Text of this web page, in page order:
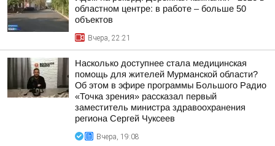
областном центре: в работе – больше 50
объектов
Вчера, 22:21
Насколько доступнее стала медицинская
помощь для жителей Мурманской области?
Об этом в эфире программы Большого Радио
«Точка зрения» рассказал первый
заместитель министра здравоохранения
региона Сергей Чуксеев
Вчера, 19:08